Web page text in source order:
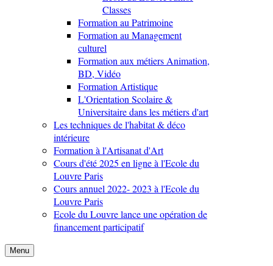
Classes
Formation au Patrimoine
Formation au Management
culturel
Formation aux métiers Animation,
BD, Vidéo
Formation Artistique
L'Orientation Scolaire &
Universitaire dans les métiers d'art
Les techniques de l'habitat & déco
intérieure
Formation à l'Artisanat d'Art
Cours d'été 2025 en ligne à l'Ecole du
Louvre Paris
Cours annuel 2022- 2023 à l'Ecole du
Louvre Paris
Ecole du Louvre lance une opération de
financement participatif
Menu